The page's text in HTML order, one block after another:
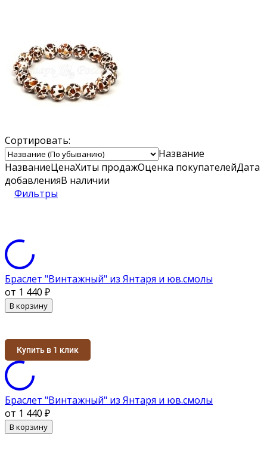
Сортировать:
Название
НазваниеЦенаХиты продажОценка покупателейДата
добавленияВ наличии
Фильтры
Браслет "Винтажный" из Янтаря и юв.смолы
от 1 440 ₽
В корзину
Купить в 1 клик
Браслет "Винтажный" из Янтаря и юв.смолы
от 1 440 ₽
В корзину